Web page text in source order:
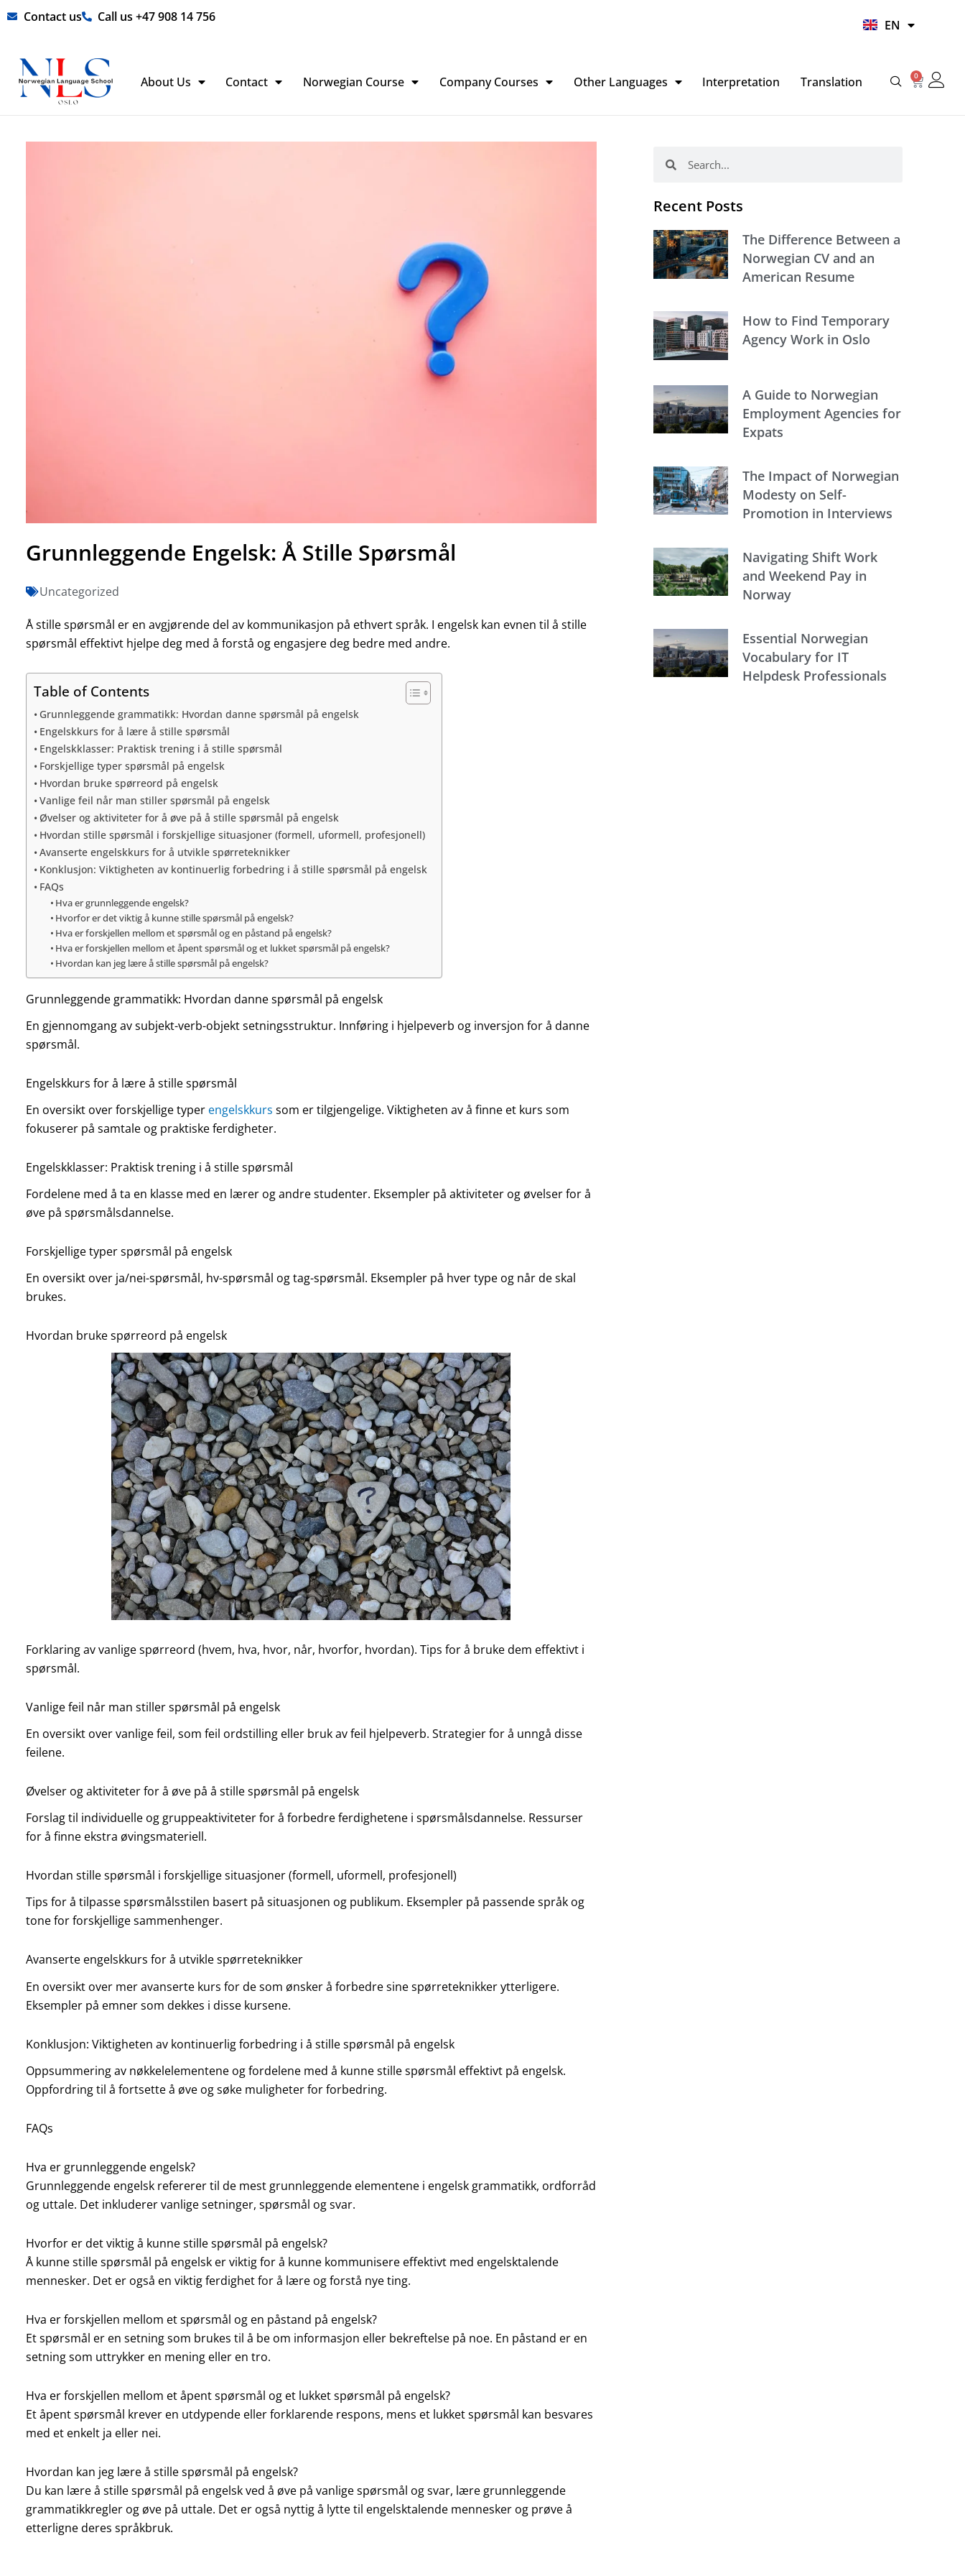
Skip Contact us Call us +47 908 14 756
EN
HI
About Us Contact Norwegian Course Company Courses Other Languages Interpretation Translation 0
Basket
Grunnleggende Engelsk: Å Stille Spørsmål
Uncategorized
Å stille spørsmål er en avgjørende del av kommunikasjon på ethvert språk. I engelsk kan evnen til å stille
spørsmål effektivt hjelpe deg med å forstå og engasjere deg bedre med andre.
Table of Contents
Grunnleggende grammatikk: Hvordan danne spørsmål på engelsk
Engelskkurs for å lære å stille spørsmål
Engelskklasser: Praktisk trening i å stille spørsmål
Forskjellige typer spørsmål på engelsk
Hvordan bruke spørreord på engelsk
Vanlige feil når man stiller spørsmål på engelsk
Øvelser og aktiviteter for å øve på å stille spørsmål på engelsk
Hvordan stille spørsmål i forskjellige situasjoner (formell, uformell, profesjonell)
Avanserte engelskkurs for å utvikle spørreteknikker
Konklusjon: Viktigheten av kontinuerlig forbedring i å stille spørsmål på engelsk
FAQs
Hva er grunnleggende engelsk?
Hvorfor er det viktig å kunne stille spørsmål på engelsk?
Hva er forskjellen mellom et spørsmål og en påstand på engelsk?
Hva er forskjellen mellom et åpent spørsmål og et lukket spørsmål på engelsk?
Hvordan kan jeg lære å stille spørsmål på engelsk?
Grunnleggende grammatikk: Hvordan danne spørsmål på engelsk
En gjennomgang av subjekt-verb-objekt setningsstruktur. Innføring i hjelpeverb og inversjon for å danne
spørsmål.
Engelskkurs for å lære å stille spørsmål
En oversikt over forskjellige typer engelskkurs som er tilgjengelige. Viktigheten av å finne et kurs som
fokuserer på samtale og praktiske ferdigheter.
Engelskklasser: Praktisk trening i å stille spørsmål
Fordelene med å ta en klasse med en lærer og andre studenter. Eksempler på aktiviteter og øvelser for å
øve på spørsmålsdannelse.
Forskjellige typer spørsmål på engelsk
En oversikt over ja/nei-spørsmål, hv-spørsmål og tag-spørsmål. Eksempler på hver type og når de skal
brukes.
Hvordan bruke spørreord på engelsk
Forklaring av vanlige spørreord (hvem, hva, hvor, når, hvorfor, hvordan). Tips for å bruke dem effektivt i
spørsmål.
Vanlige feil når man stiller spørsmål på engelsk
En oversikt over vanlige feil, som feil ordstilling eller bruk av feil hjelpeverb. Strategier for å unngå disse
feilene.
Øvelser og aktiviteter for å øve på å stille spørsmål på engelsk
Forslag til individuelle og gruppeaktiviteter for å forbedre ferdighetene i spørsmålsdannelse. Ressurser
for å finne ekstra øvingsmateriell.
Hvordan stille spørsmål i forskjellige situasjoner (formell, uformell, profesjonell)
Tips for å tilpasse spørsmålsstilen basert på situasjonen og publikum. Eksempler på passende språk og
tone for forskjellige sammenhenger.
Avanserte engelskkurs for å utvikle spørreteknikker
En oversikt over mer avanserte kurs for de som ønsker å forbedre sine spørreteknikker ytterligere.
Eksempler på emner som dekkes i disse kursene.
Konklusjon: Viktigheten av kontinuerlig forbedring i å stille spørsmål på engelsk
Oppsummering av nøkkelelementene og fordelene med å kunne stille spørsmål effektivt på engelsk.
Oppfordring til å fortsette å øve og søke muligheter for forbedring.
FAQs
Hva er grunnleggende engelsk?
Grunnleggende engelsk refererer til de mest grunnleggende elementene i engelsk grammatikk, ordforråd
og uttale. Det inkluderer vanlige setninger, spørsmål og svar.
Hvorfor er det viktig å kunne stille spørsmål på engelsk?
Å kunne stille spørsmål på engelsk er viktig for å kunne kommunisere effektivt med engelsktalende
mennesker. Det er også en viktig ferdighet for å lære og forstå nye ting.
Hva er forskjellen mellom et spørsmål og en påstand på engelsk?
Et spørsmål er en setning som brukes til å be om informasjon eller bekreftelse på noe. En påstand er en
setning som uttrykker en mening eller en tro.
Hva er forskjellen mellom et åpent spørsmål og et lukket spørsmål på engelsk?
Et åpent spørsmål krever en utdypende eller forklarende respons, mens et lukket spørsmål kan besvares
med et enkelt ja eller nei.
Hvordan kan jeg lære å stille spørsmål på engelsk?
Du kan lære å stille spørsmål på engelsk ved å øve på vanlige spørsmål og svar, lære grunnleggende
grammatikkregler og øve på uttale. Det er også nyttig å lytte til engelsktalende mennesker og prøve å
etterligne deres språkbruk.
Recent Posts
The Difference Between a
Norwegian CV and an
American Resume
How to Find Temporary
Agency Work in Oslo
A Guide to Norwegian
Employment Agencies for
Expats
The Impact of Norwegian
Modesty on Self-
Promotion in Interviews
Navigating Shift Work
and Weekend Pay in
Norway
Essential Norwegian
Vocabulary for IT
Helpdesk Professionals